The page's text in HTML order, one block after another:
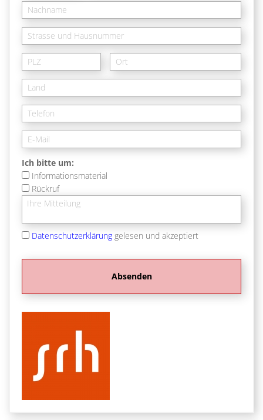
Ich bitte um:
Informationsmaterial
Rückruf
Datenschutzerklärung gelesen und akzeptiert